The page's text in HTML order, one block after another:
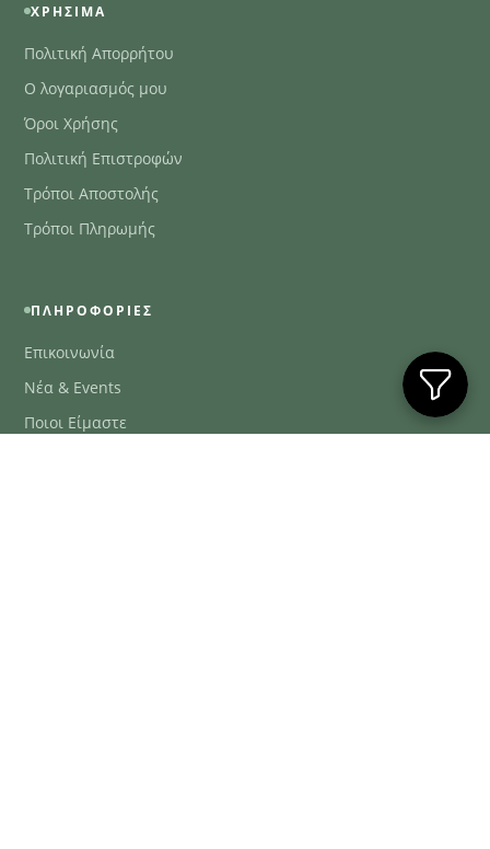
ΧΡΉΣΙΜΑ
Πολιτική Απορρήτου
Ο λογαριασμός μου
Όροι Χρήσης
Πολιτική Επιστροφών
Τρόποι Αποστολής
Τρόποι Πληρωμής
ΠΛΗΡΟΦΟΡΊΕΣ
Επικοινωνία
Νέα & Events
Ποιοι Είμαστε